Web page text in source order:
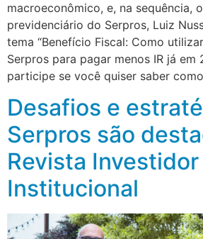
macroeconômico, e, na sequência,
previdenciário do Serpros, Luiz
tema “Benefício Fiscal: Como
Serpros para pagar menos IR já em
participe se você quiser saber
Desafios e
Serpros são
Revista Investidor
Institucional